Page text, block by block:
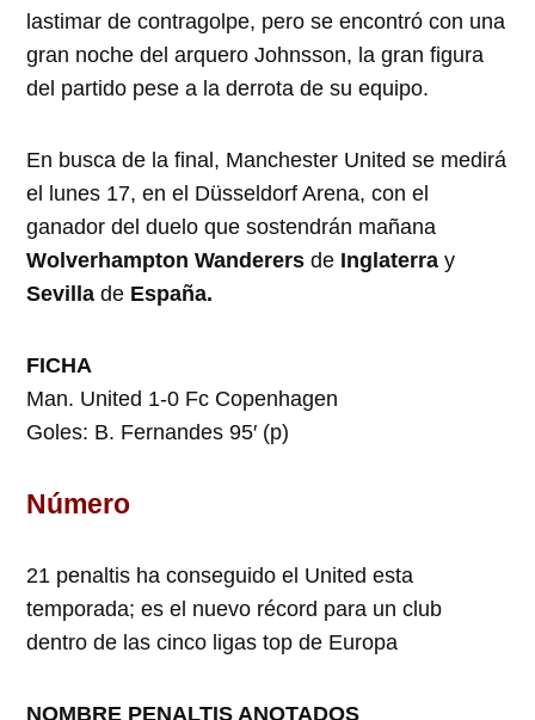
lastimar de contragolpe, pero se encontró con una
gran noche del arquero Johnsson, la gran figura
del partido pese a la derrota de su equipo.
En busca de la final, Manchester United se medirá
el lunes 17, en el Düsseldorf Arena, con el
ganador del duelo que sostendrán mañana
Wolverhampton Wanderers de Inglaterra y
Sevilla de España.
FICHA
Man. United 1-0 Fc Copenhagen
Goles: B. Fernandes 95′ (p)
Número
21 penaltis ha conseguido el United esta
temporada; es el nuevo récord para un club
dentro de las cinco ligas top de Europa
NOMBRE PENALTIS ANOTADOS